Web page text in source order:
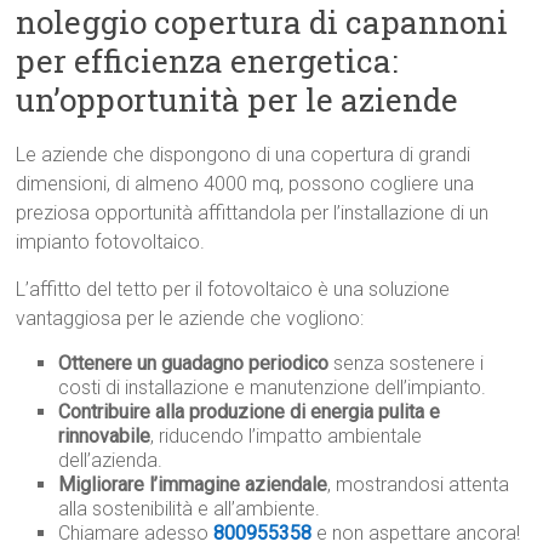
noleggio copertura di capannoni
per efficienza energetica:
un’opportunità per le aziende
Le aziende che dispongono di una copertura di grandi
dimensioni, di almeno 4000 mq, possono cogliere una
preziosa opportunità affittandola per l’installazione di un
impianto fotovoltaico.
L’affitto del tetto per il fotovoltaico è una soluzione
vantaggiosa per le aziende che vogliono:
Ottenere un guadagno periodico senza sostenere i
costi di installazione e manutenzione dell’impianto.
Contribuire alla produzione di energia pulita e
rinnovabile, riducendo l’impatto ambientale
dell’azienda.
Migliorare l’immagine aziendale, mostrandosi attenta
alla sostenibilità e all’ambiente.
Chiamare adesso800955358 e non aspettare ancora!